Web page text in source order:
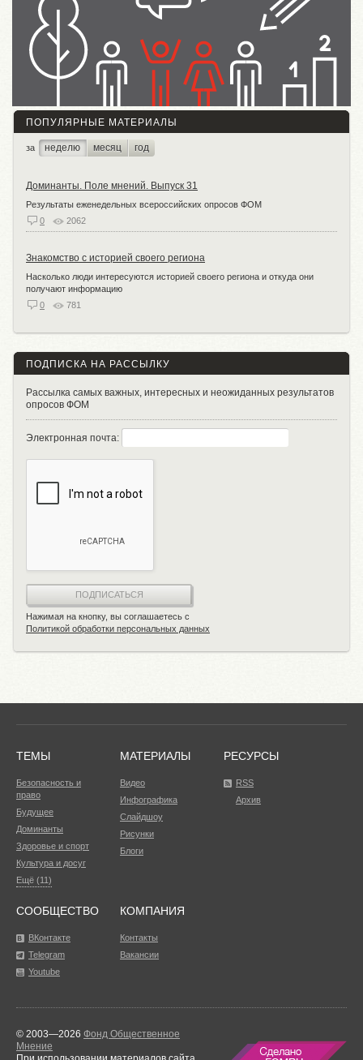
ПОПУЛЯРНЫЕ МАТЕРИАЛЫ
за неделю месяц год
Доминанты. Поле мнений. Выпуск 31
Результаты еженедельных всероссийских опросов ФОМ
0
2062
Знакомство с историей своего региона
Насколько люди интересуются историей своего региона и откуда они
получают информацию
0
781
ПОДПИСКА НА РАССЫЛКУ
Рассылка самых важных, интересных и неожиданных результатов
опросов ФОМ
Электронная почта:
ПОДПИСАТЬСЯ
Нажимая на кнопку, вы соглашаетесь с
Политикой обработки персональных данных
ТЕМЫ
Безопасность и
право
Будущее
Доминанты
Здоровье и спорт
Культура и досуг
Ещё (11)
МАТЕРИАЛЫ
Видео
Инфографика
Слайдшоу
Рисунки
Блоги
РЕСУРСЫ
RSS
Архив
СООБЩЕСТВО
ВКонтакте
Telegram
Youtube
КОМПАНИЯ
Контакты
Вакансии
© 2003—2026 Фонд Общественное
Мнение